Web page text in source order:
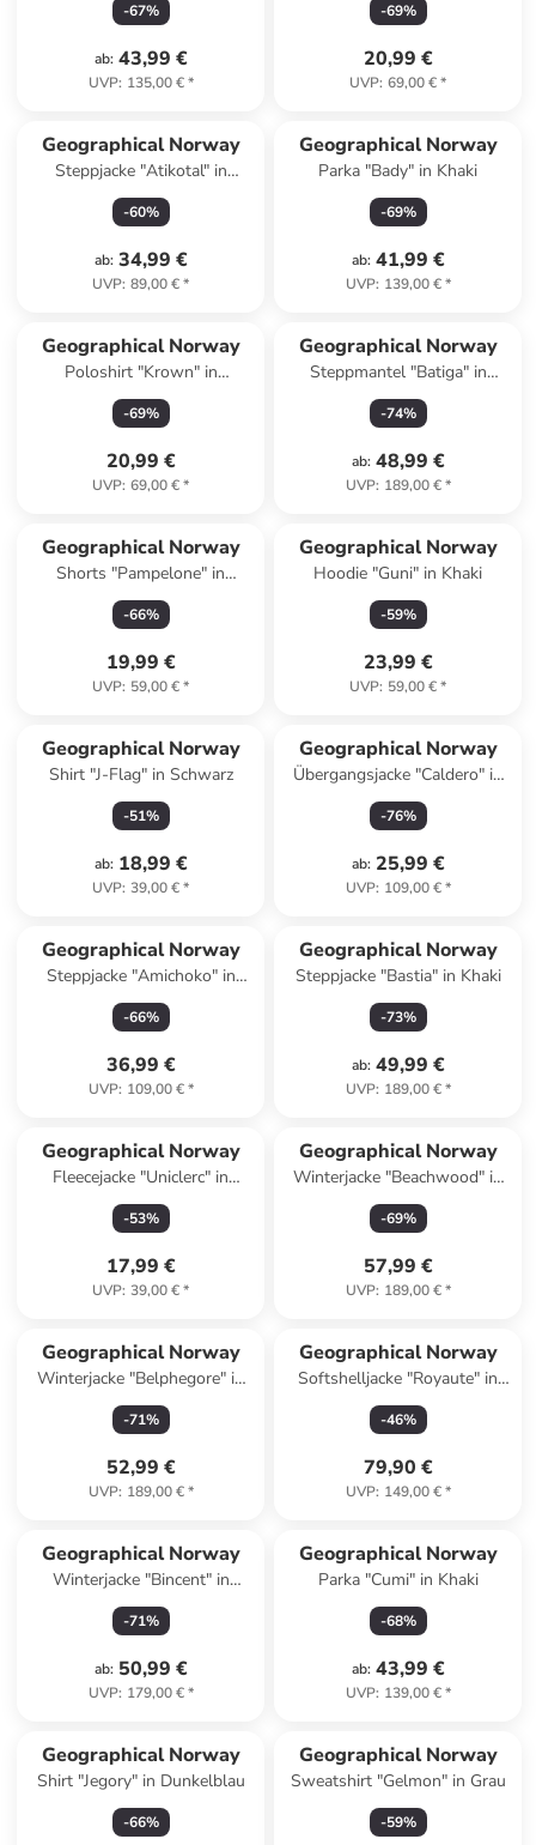
-67%
ab: 43,99 €
UVP: 135,00 €*
-69%
20,99 €
UVP: 69,00 €*
Geographical Norway
Steppjacke "Atikotal" in
Dunkelblau
-60%
ab: 34,99 €
UVP: 89,00 €*
Geographical Norway
Parka "Bady" in Khaki
-69%
ab: 41,99 €
UVP: 139,00 €*
Geographical Norway
Poloshirt "Krown" in
Dunkelblau
-69%
20,99 €
UVP: 69,00 €*
Geographical Norway
Steppmantel "Batiga" in
Schwarz
-74%
ab: 48,99 €
UVP: 189,00 €*
Geographical Norway
Shorts "Pampelone" in
Dunkelblau
-66%
19,99 €
UVP: 59,00 €*
Geographical Norway
Hoodie "Guni" in Khaki
-59%
23,99 €
UVP: 59,00 €*
Geographical Norway
Shirt "J-Flag" in Schwarz
-51%
ab: 18,99 €
UVP: 39,00 €*
Geographical Norway
Übergangsjacke "Caldero" in
Grau
-76%
ab: 25,99 €
UVP: 109,00 €*
Geographical Norway
Steppjacke "Amichoko" in
Dunkelblau
-66%
36,99 €
UVP: 109,00 €*
Geographical Norway
Steppjacke "Bastia" in Khaki
-73%
ab: 49,99 €
UVP: 189,00 €*
Geographical Norway
Fleecejacke "Uniclerc" in
Dunkelblau
-53%
17,99 €
UVP: 39,00 €*
Geographical Norway
Winterjacke "Beachwood" in
Dunkelblau
-69%
57,99 €
UVP: 189,00 €*
Geographical Norway
Winterjacke "Belphegore" in
Dunkelblau
-71%
52,99 €
UVP: 189,00 €*
Geographical Norway
Softshelljacke "Royaute" in
Rot
-46%
79,90 €
UVP: 149,00 €*
Geographical Norway
Winterjacke "Bincent" in
Schwarz
-71%
ab: 50,99 €
UVP: 179,00 €*
Geographical Norway
Parka "Cumi" in Khaki
-68%
ab: 43,99 €
UVP: 139,00 €*
Geographical Norway
Shirt "Jegory" in Dunkelblau
-66%
Geographical Norway
Sweatshirt "Gelmon" in Grau
-59%